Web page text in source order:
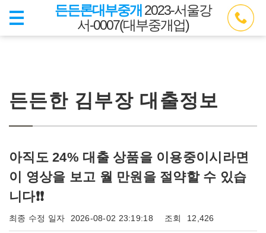
든든론대부중개 2023-서울강
서-0007(대부중개업)
든든한 김부장 대출정보
아직도 24% 대출 상품을 이용중이시라면
이 영상을 보고 월 만원을 절약할 수 있습
니다❗❗
최종 수정 일자 2026-08-02 23:19:18 조회 12,426